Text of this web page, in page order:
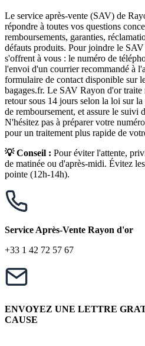
Le service après-vente (SAV) de
répondre à toutes vos questions
remboursements, garanties,
défauts produits. Pour joindre le
s'offrent à vous : le numéro de
l'envoi d'un courrier recommandé à
formulaire de contact disponible sur
bagages.fr. Le SAV Rayon d'or traite
retour sous 14 jours selon la loi sur la
de remboursement, et assure le suivi
N'hésitez pas à préparer votre
pour un traitement plus rapide de
💡 Conseil : Pour éviter l'attente,
de matinée ou d'après-midi. Évitez
pointe (12h-14h).
Service Après-Vente Rayon d'or
+33 1 42 72 57 67
ENVOYEZ UNE LETTRE
CAUSE